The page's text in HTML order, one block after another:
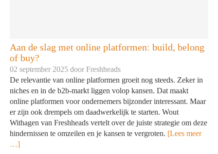
Aan de slag met online platformen: build, belong
of buy?
02 september 2025 doorFreshheads
De relevantie van online platformen groeit nog steeds. Zeker in
niches en in de b2b-markt liggen volop kansen. Dat maakt
online platformen voor ondernemers bijzonder interessant. Maar
er zijn ook drempels om daadwerkelijk te starten. Wout
Withagen van Freshheads vertelt over de juiste strategie om deze
hindernissen te omzeilen en je kansen te vergroten. [Lees meer
…]